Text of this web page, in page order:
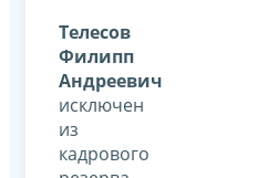
Телесов
Филипп
Андреевич
исключен
из
кадрового